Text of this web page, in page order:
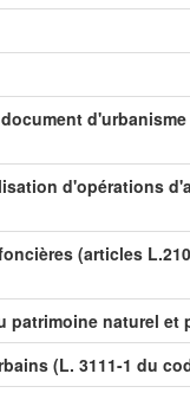
d'opérations
(articles
patrimoine naturel et
(L. 3111-1 du